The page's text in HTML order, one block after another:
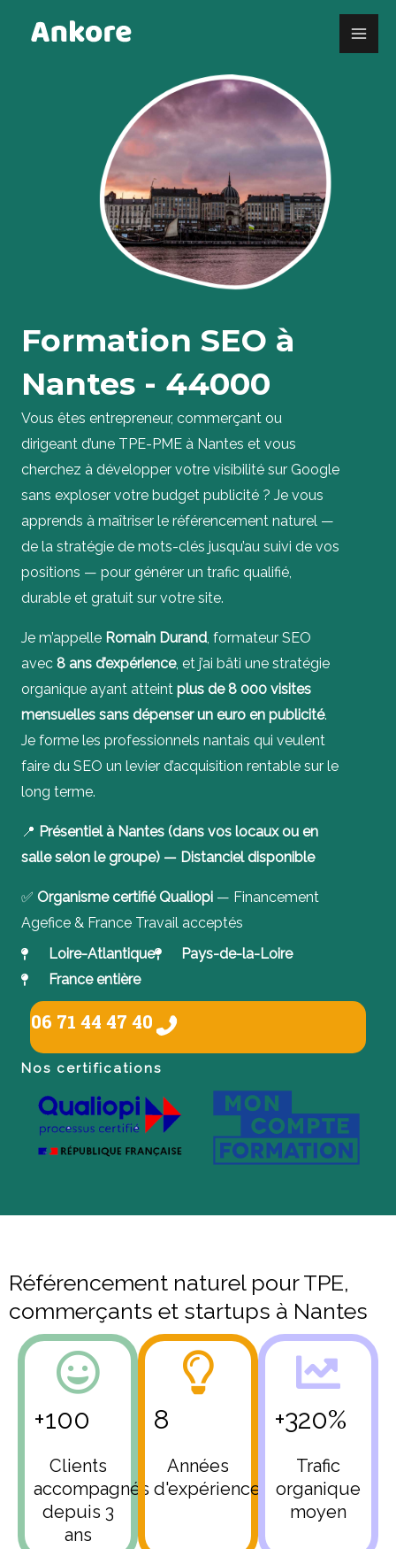
Formation SEO à
Nantes - 44000
Vous êtes entrepreneur, commerçant ou
dirigeant d’une TPE-PME à Nantes et vous
cherchez à développer votre visibilité sur Google
sans exploser votre budget publicité ? Je vous
apprends à maîtriser le référencement naturel —
de la stratégie de mots-clés jusqu’au suivi de vos
positions — pour générer un trafic qualifié,
durable et gratuit sur votre site.
Je m’appelle Romain Durand, formateur SEO
avec 8 ans d’expérience, et j’ai bâti une stratégie
organique ayant atteint plus de 8 000 visites
mensuelles sans dépenser un euro en publicité.
Je forme les professionnels nantais qui veulent
faire du SEO un levier d’acquisition rentable sur le
long terme.
📍 Présentiel à Nantes (dans vos locaux ou en
salle selon le groupe) — Distanciel disponible
✅ Organisme certifié Qualiopi — Financement
Agefice & France Travail acceptés
Loire-Atlantique
Pays-de-la-Loire
France entière
06 71 44 47 40
Nos certifications
Référencement naturel pour TPE,
commerçants et startups à Nantes
+100
Clients
accompagnés
depuis 3
ans
8
Années
d'expérience
+320%
Trafic
organique
moyen